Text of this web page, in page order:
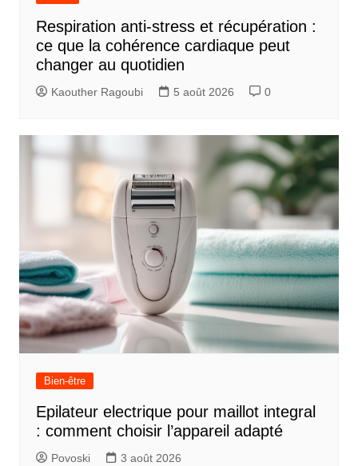
Respiration anti-stress et récupération :
ce que la cohérence cardiaque peut
changer au quotidien
Kaouther Ragoubi 5 août 2026 0
Bien-être
Epilateur electrique pour maillot integral
: comment choisir l’appareil adapté
Povoski 3 août 2026